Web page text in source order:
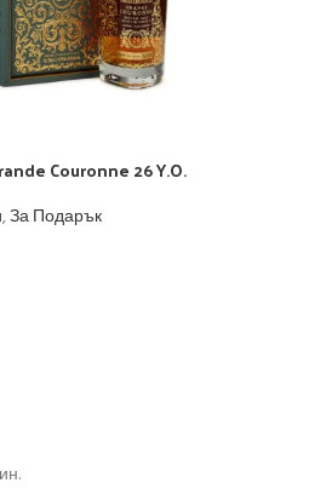
Couronne 26 Y.O.
,За Подарък